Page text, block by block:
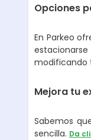
Opciones
En Parkeo
modificando
Mejora tu
Sabemos
sencilla. Da